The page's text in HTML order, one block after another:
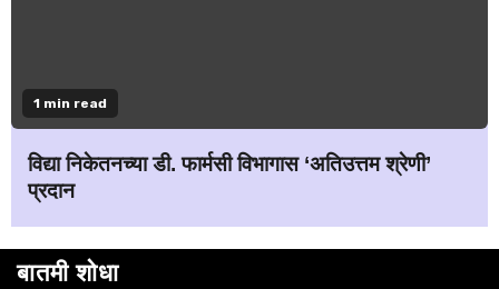
1 min read
विद्या निकेतनच्या डी. फार्मसी विभागास ‘अतिउत्तम श्रेणी’
प्रदान
बातमी शोधा